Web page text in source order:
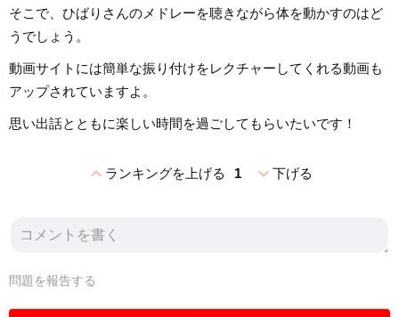
そこで、ひばりさんのメドレーを聴きながら体を動かすのはど
うでしょう。
動画サイトには簡単な振り付けをレクチャーしてくれる動画も
アップされていますよ。
思い出話とともに楽しい時間を過ごしてもらいたいです！
expand_lessランキングを上げる 1 expand_more下げる
問題を報告する